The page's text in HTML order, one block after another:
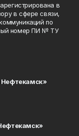
в
в сфере связи,
по
номер ПИ № ТУ
Нефтекамск»